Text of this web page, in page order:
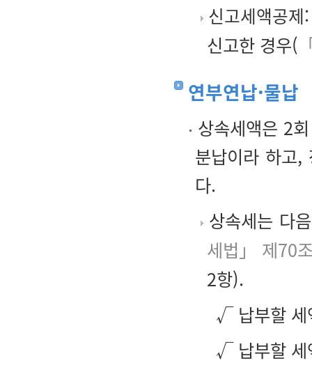
신고세액공제
신고한 경우(
연부연납·물납
상속세액은 2
분납이라 하고,
다.
상속세는 다
세법」 제70
2항).
√ 납부할 세
√ 납부할 세